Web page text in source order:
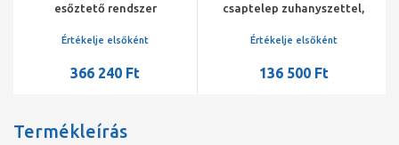
esőztető rendszer
kádtöltővel, bronz
Értékelje elsőként
366 240 Ft
csaptelep zuhanyszettel,
Értékelje elsőként
136 500 Ft
Termékleírás